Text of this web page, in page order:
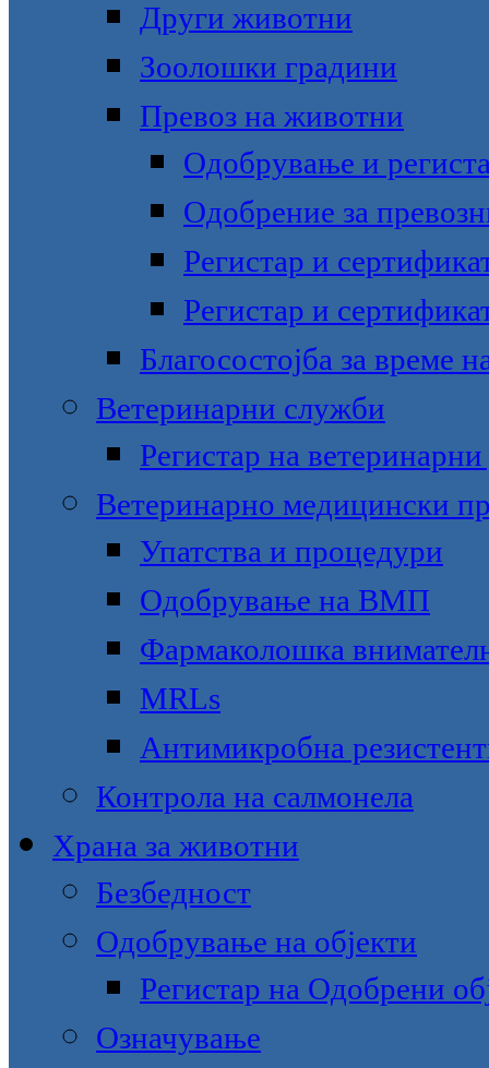
Други животни
Зоолошки градини
Превоз на животни
Одобрување и
Одобрение за
Регистар и
Регистар и
Благосостојба за време
Ветеринарни служби
Регистар на
Ветеринарно медицински
Упатства и процедури
Одобрување на ВМП
Фармаколошка
MRLs
Антимикробна
Контрола на салмонела
Храна за животни
Безбедност
Одобрување на објекти
Регистар на Одобрени
Означување